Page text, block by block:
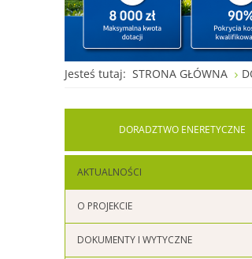
Jesteś tutaj: STRONA GŁÓWNA
DORADZTWO ENERETYCZNE
AKTUALNOŚCI
O PROJEKCIE
DOKUMENTY I WYTYCZNE